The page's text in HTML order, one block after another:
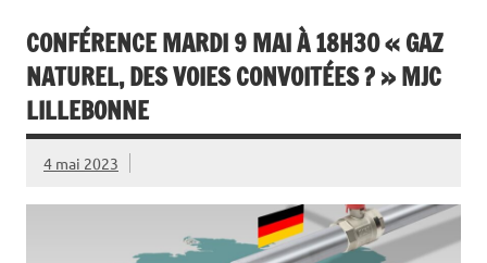
CONFÉRENCE MARDI 9 MAI À 18H30 « GAZ
NATUREL, DES VOIES CONVOITÉES ? » MJC
LILLEBONNE
4 mai 2023